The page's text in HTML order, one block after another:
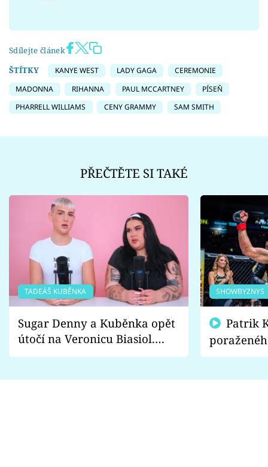
Sdílejte článek
ŠTÍTKY
KANYE WEST LADY GAGA
CEREMONIE
MADONNA
RIHANNA PAUL MCCARTNEY
PÍSEŇ
PHARRELL WILLIAMS
CENY GRAMMY SAM SMITH
PŘEČTĚTE SI TAKÉ
TADEÁŠ KUBĚNKA
Sugar Denny a Kuběnka opět
útočí na Veronicu Biasiol.
Proč je podle nich falešná a
SHOWBYZNYS
fanoušci